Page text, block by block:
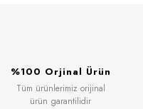
%100 Orjinal Ürün
Tüm ürünlerimiz orijinal
ürün garantilidir